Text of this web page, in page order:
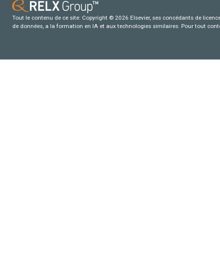
Tout le contenu de ce site: Copyright © 2026 Elsevier, ses concédants de
de données, a la formation en IA et aux technologies similaires. Pour tout